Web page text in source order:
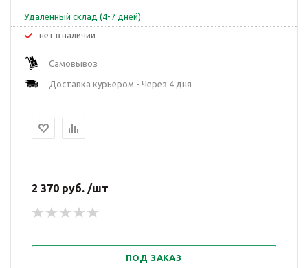
Удаленный склад (4-7 дней)
Нет в наличии
Самовывоз
Доставка курьером - Через 4 дня
2 370 руб. /шт
ПОД ЗАКАЗ